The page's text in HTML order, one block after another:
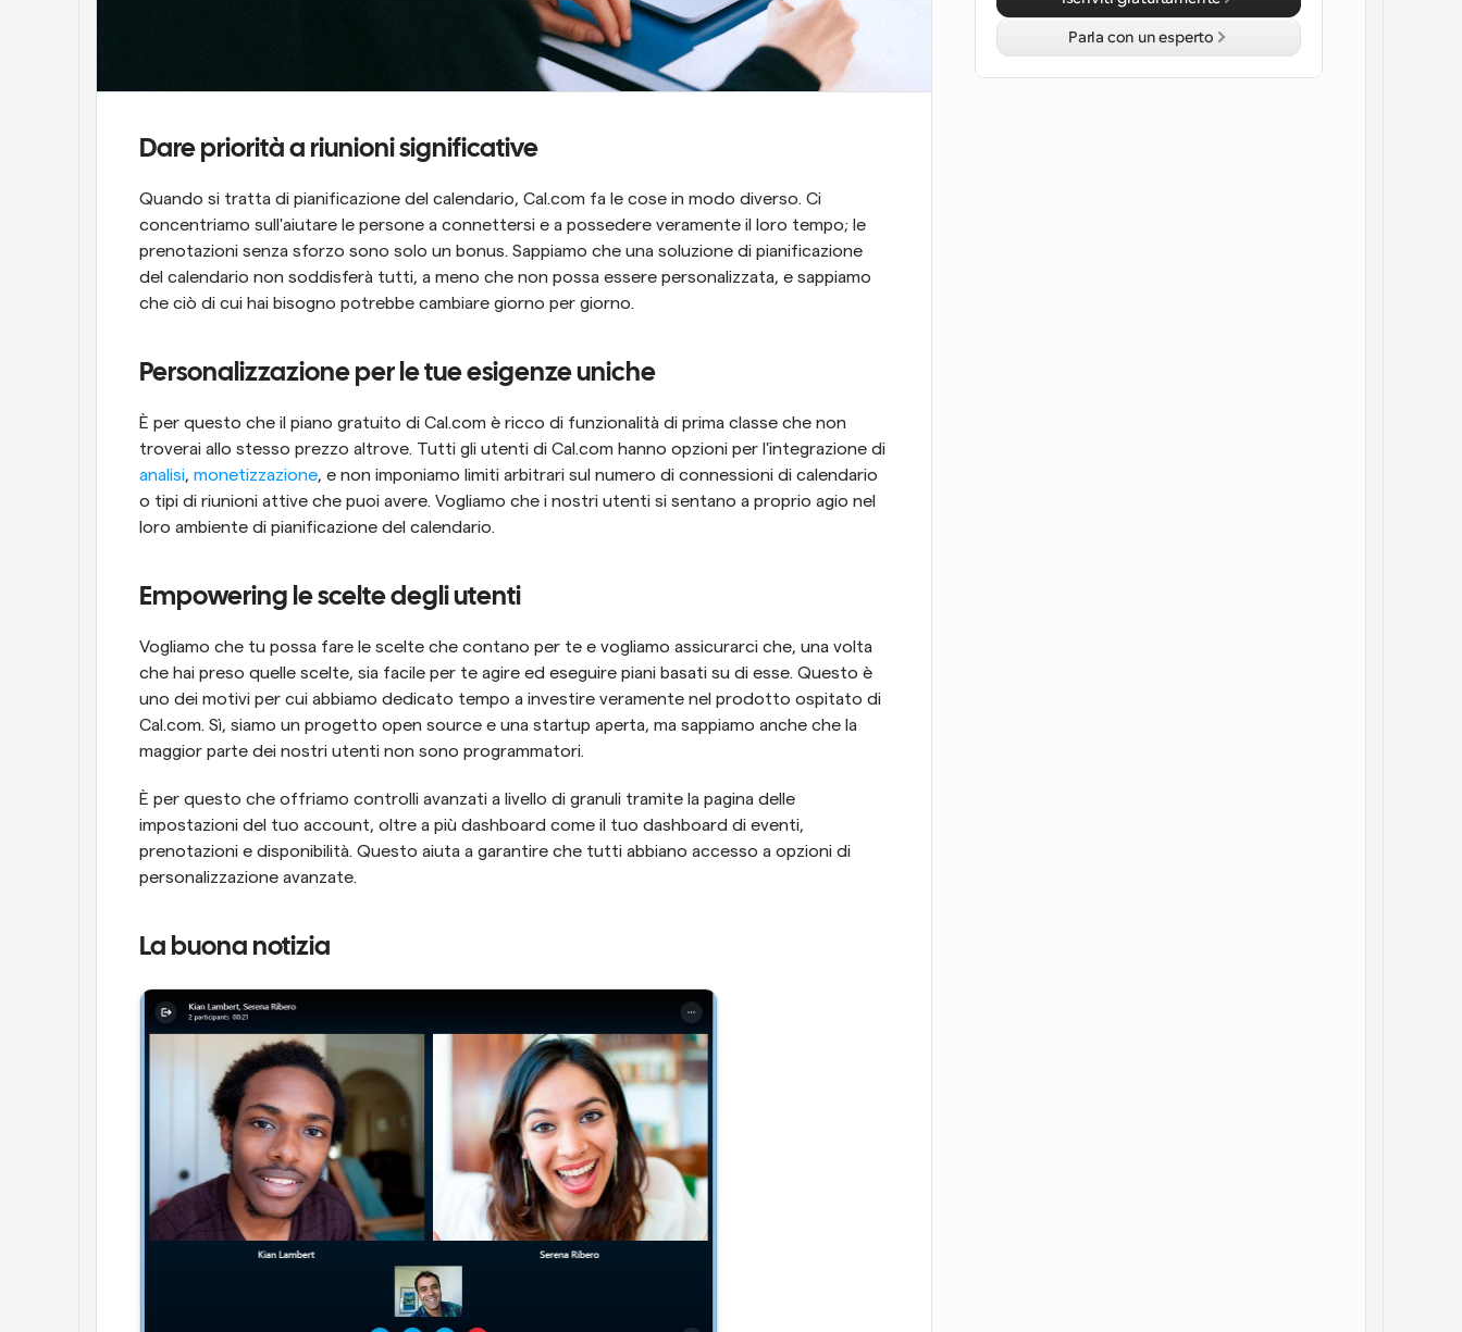
Dare priorità a riunioni significative
Quando si tratta di pianificazione del calendario, Cal.com fa le cose in modo diverso. Ci
concentriamo sull'aiutare le persone a connettersi e a possedere veramente il loro tempo; le
prenotazioni senza sforzo sono solo un bonus. Sappiamo che una soluzione di pianificazione
del calendario non soddisferà tutti, a meno che non possa essere personalizzata, e sappiamo
che ciò di cui hai bisogno potrebbe cambiare giorno per giorno.
Personalizzazione per le tue esigenze uniche
È per questo che il piano gratuito di Cal.com è ricco di funzionalità di prima classe che non
analisi, monetizzazione, e non imponiamo limiti arbitrari sul numero di connessioni di calendario
o tipi di riunioni attive che puoi avere. Vogliamo che i nostri utenti si sentano a proprio agio nel
loro ambiente di pianificazione del calendario.
Empowering le scelte degli utenti
Vogliamo che tu possa fare le scelte che contano per te e vogliamo assicurarci che, una volta
che hai preso quelle scelte, sia facile per te agire ed eseguire piani basati su di esse. Questo è
uno dei motivi per cui abbiamo dedicato tempo a investire veramente nel prodotto ospitato di
Cal.com. Sì, siamo un progetto open source e una startup aperta, ma sappiamo anche che la
maggior parte dei nostri utenti non sono programmatori.
È per questo che offriamo controlli avanzati a livello di granuli tramite la pagina delle
impostazioni del tuo account, oltre a più dashboard come il tuo dashboard di eventi,
prenotazioni e disponibilità. Questo aiuta a garantire che tutti abbiano accesso a opzioni di
personalizzazione avanzate.
La buona notizia
Parla con un esperto